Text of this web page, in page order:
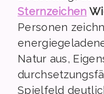
Sternzeichen
Personen
Natur aus,
Spielfeld